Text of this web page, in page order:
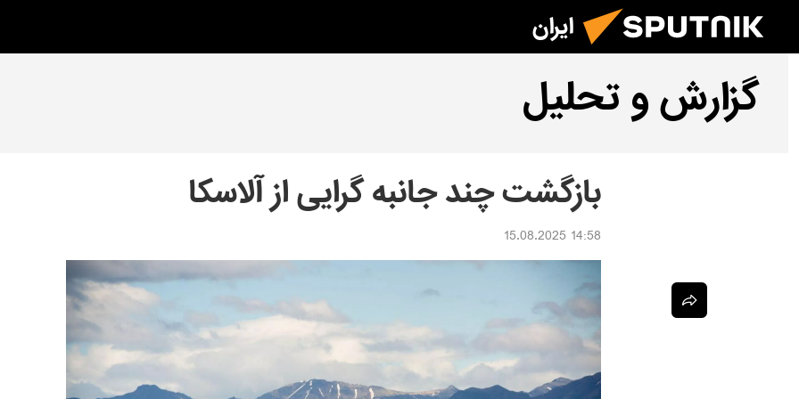
ایران
گزارش و تحلیل
بازگشت چند جانبه گرایی از آلاسکا
14:58 15.08.2025